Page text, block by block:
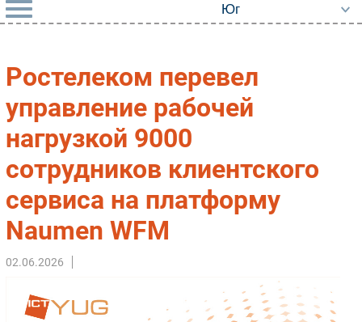
Импорто­замещение
Автоматизация Промышленности
Интернет
Мобильная связь
Фиксированная связь
Интеграция
Рынок ПК
Торговые сети
ПО
Ростелеком перевел
управление рабочей
нагрузкой 9000
сотрудников клиентского
сервиса на платформу
Naumen WFM
02.06.2026